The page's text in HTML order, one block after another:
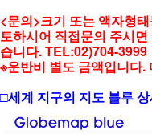
<문의>크기 또는 액자형
토하시어 직접문의 주시면
습니다. TEL:02)704-3999
※운반비 별도 금액입니다
□세계 지구의 지도 블루